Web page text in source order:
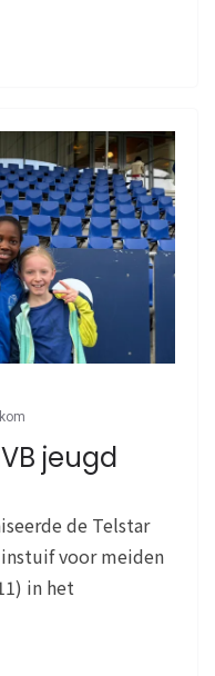
jeugd
de Telstar
voor meiden
in het